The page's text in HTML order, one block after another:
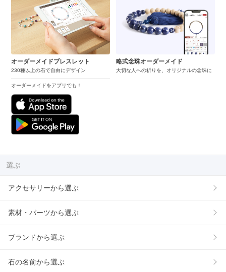
オーダーメイドブレスレット
230種以上の石で自由にデザイン
オーダーメイドをアプリでも！
略式念珠オーダーメイド
大切な人への祈りを、オリジナルの念珠に
選ぶ
アクセサリーから選ぶ
素材・パーツから選ぶ
ブランドから選ぶ
石の名前から選ぶ